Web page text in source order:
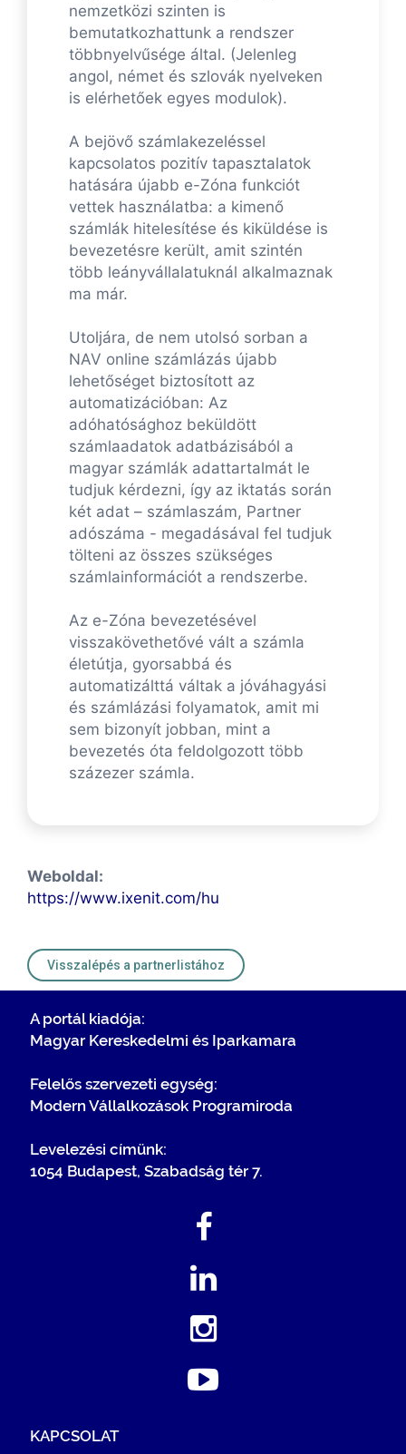
nemzetközi szinten is
bemutatkozhattunk a rendszer
többnyelvűsége által. (Jelenleg
angol, német és szlovák nyelveken
is elérhetőek egyes modulok).
A bejövő számlakezeléssel
kapcsolatos pozitív tapasztalatok
hatására újabb e-Zóna funkciót
vettek használatba: a kimenő
számlák hitelesítése és kiküldése is
bevezetésre került, amit szintén
több leányvállalatuknál alkalmaznak
ma már.
Utoljára, de nem utolsó sorban a
NAV online számlázás újabb
lehetőséget biztosított az
automatizációban: Az
adóhatósághoz beküldött
számlaadatok adatbázisából a
magyar számlák adattartalmát le
tudjuk kérdezni, így az iktatás során
két adat – számlaszám, Partner
adószáma - megadásával fel tudjuk
tölteni az összes szükséges
számlainformációt a rendszerbe.
Az e-Zóna bevezetésével
visszakövethetővé vált a számla
életútja, gyorsabbá és
automatizálttá váltak a jóváhagyási
és számlázási folyamatok, amit mi
sem bizonyít jobban, mint a
bevezetés óta feldolgozott több
százezer számla.
Weboldal:
https://www.ixenit.com/hu
Visszalépés a partnerlistához
A portál kiadója:
Magyar Kereskedelmi és Iparkamara
Felelős szervezeti egység:
Modern Vállalkozások Programiroda
Levelezési címünk:
1054 Budapest, Szabadság tér 7.
KAPCSOLAT